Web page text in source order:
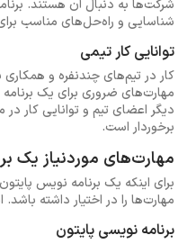
شرکت‌ها به دنبال آن هستند.
شناسایی و راه‌حل‌های مناسب برای
توانایی کار تیمی
کار در تیم‌های چندنفره و همکاری
مهارت‌های ضروری برای یک
دیگر اعضای تیم و توانایی کار
برخوردار است.
مهارت‌های موردنیاز یک
برای اینکه یک برنامه نویس
مهارت‌ها را در اختیار داشته
برنامه نویسی پایتون